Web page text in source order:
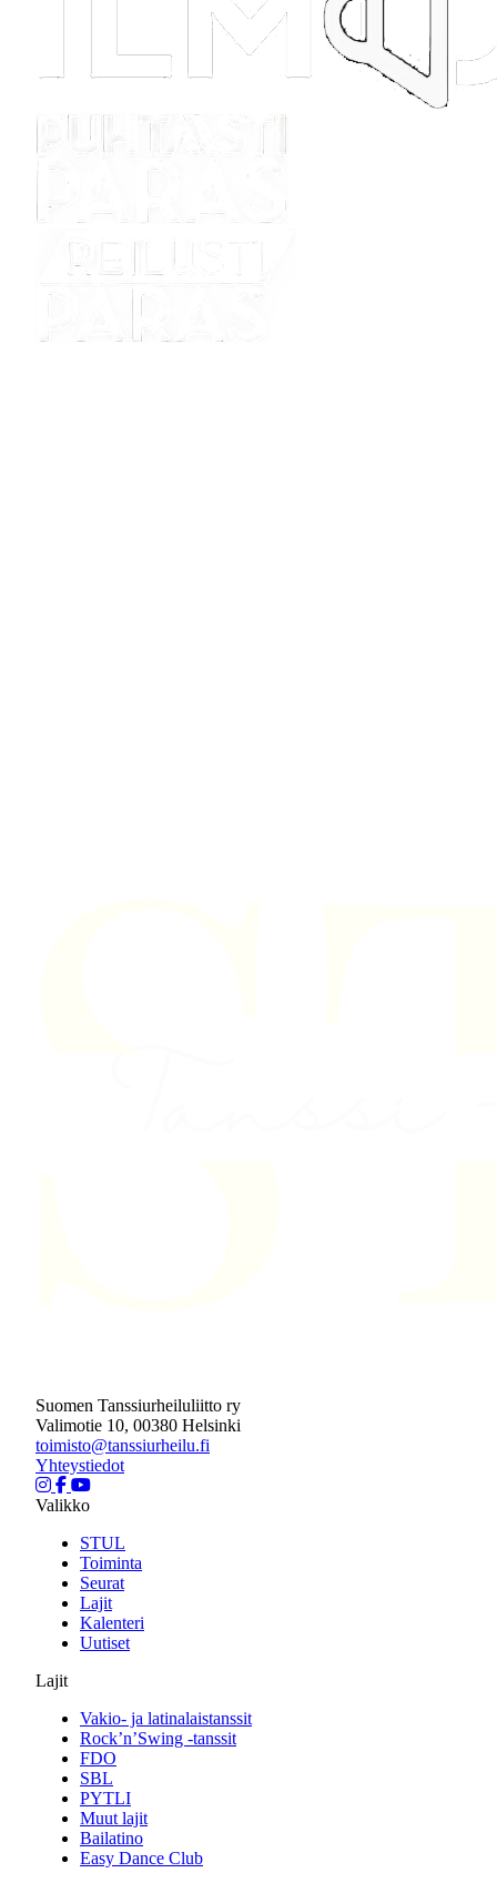
Suomen Tanssiurheiluliitto ry
Valimotie 10, 00380 Helsinki
toimisto@tanssiurheilu.fi
Yhteystiedot
Valikko
STUL
Toiminta
Seurat
Lajit
Kalenteri
Uutiset
Lajit
Vakio- ja latinalaistanssit
Rock’n’Swing -tanssit
FDO
SBL
PYTLI
Muut lajit
Bailatino
Easy Dance Club